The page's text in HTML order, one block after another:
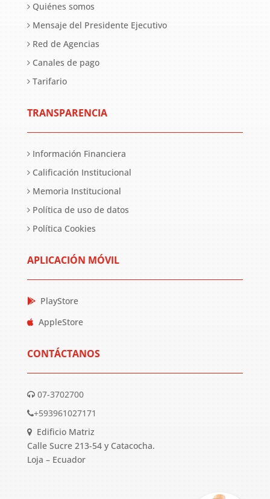
Quiénes somos
Mensaje del Presidente Ejecutivo
Red de Agencias
Canales de pago
Tarifario
TRANSPARENCIA
Información Financiera
Calificación Institucional
Memoria Institucional
Política de uso de datos
Política Cookies
APLICACIÓN MÓVIL
PlayStore
AppleStore
CONTÁCTANOS
07-3702700
+593961027171
Edificio Matriz
Calle Sucre 213-54 y Catacocha.
Loja – Ecuador